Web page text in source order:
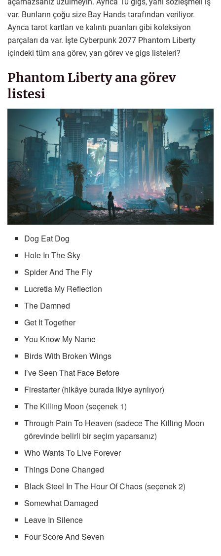
var. Bunların çoğu size Bay Hands tarafından veriliyor.
Ayrıca tarot kartları ve kalıntı puanları gibi koleksiyon
parçaları da var. İşte Cyberpunk 2077 Phantom Liberty
içindeki tüm ana görev, yan görev ve gigs listeleri?
Phantom Liberty ana görev
listesi
Dog Eat Dog
Hole In The Sky
Spider And The Fly
Lucretia My Reflection
The Damned
Get It Together
You Know My Name
Birds With Broken Wings
I’ve Seen That Face Before
Firestarter (hikâye burada ikiye ayrılıyor)
The Killing Moon (seçenek 1)
Through Pain To Heaven (sadece The Killing Moon
görevinde belirli bir seçim yaparsanız)
Who Wants To Live Forever
Things Done Changed
Black Steel In The Hour Of Chaos (seçenek 2)
Somewhat Damaged
Leave In Silence
Four Score And Seven